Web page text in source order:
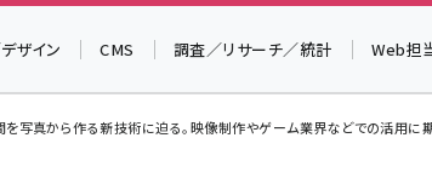
ai (2807)
ザイン CMS 調査／リサーチ／統計 Web担
を写真から作る新技術に迫る。映像制作やゲーム業界などでの活用に